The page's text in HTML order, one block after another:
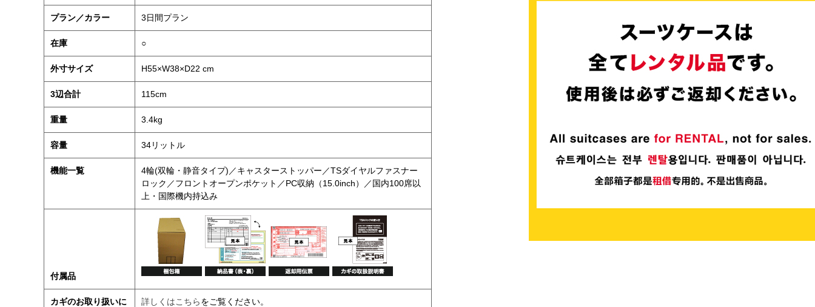
プラン／カラー 3日間プラン
在庫 ○
外寸サイズ H55×W38×D22 cm
3辺合計 115cm
重量 3.4kg
容量 34リットル
機能一覧
4輪(双輪・静音タイプ)／キャスターストッパー／TSダイヤルファスナー
ロック／フロントオープンポケット／PC収納（15.0inch）／国内100席以
上・国際機内持込み
付属品
カギのお取り扱いに
詳しくはこちらをご覧ください。